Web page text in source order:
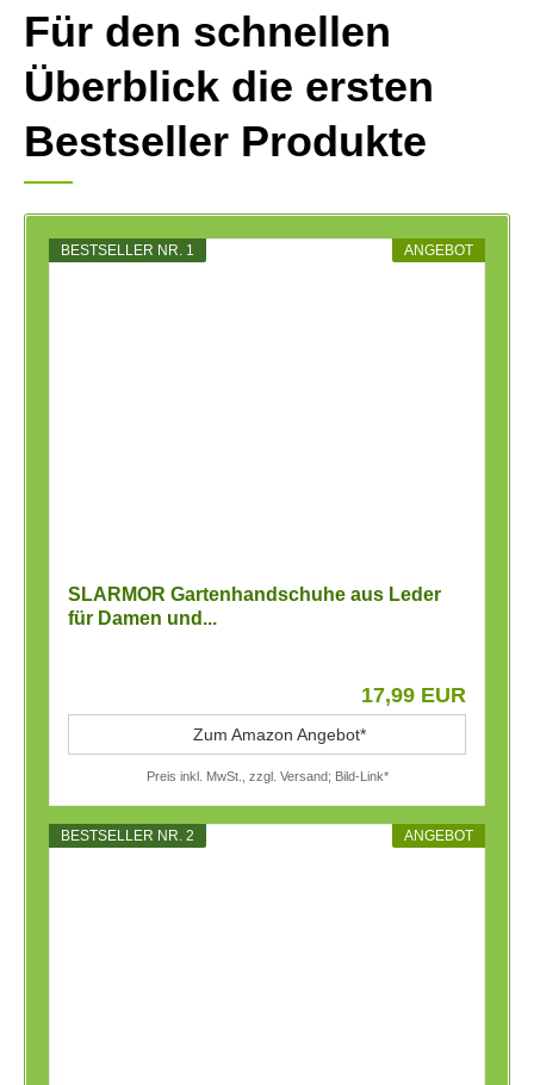
Für den schnellen
Überblick die ersten
Bestseller Produkte
ANGEBOT
BESTSELLER NR. 1
SLARMOR Gartenhandschuhe aus Leder
für Damen und...
17,99 EUR
Zum Amazon Angebot*
Preis inkl. MwSt., zzgl. Versand; Bild-Link*
ANGEBOT
BESTSELLER NR. 2